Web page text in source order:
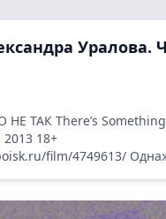
Уралова.
ТАК There’s
18+
film/4749613/